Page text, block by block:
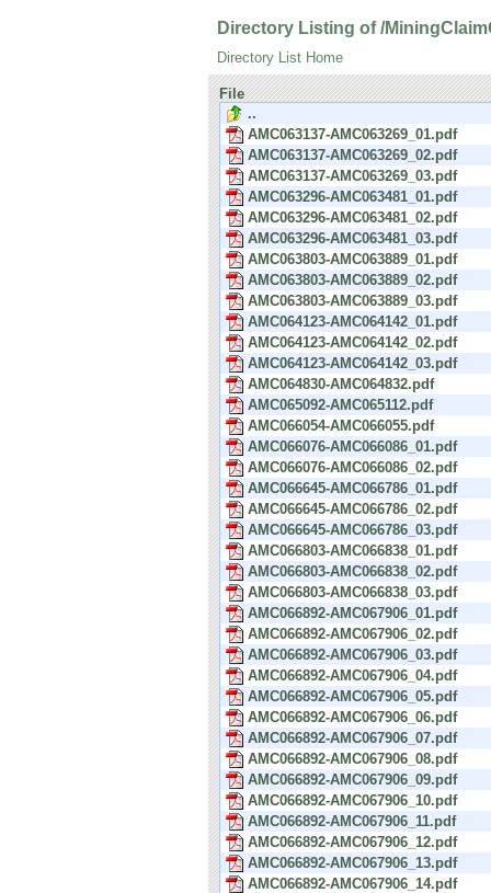
Directory Listing of /
Directory List Home
File
..
AMC063137-AMC063269_01.pdf
AMC063137-AMC063269_02.pdf
AMC063137-AMC063269_03.pdf
AMC063296-AMC063481_01.pdf
AMC063296-AMC063481_02.pdf
AMC063296-AMC063481_03.pdf
AMC063803-AMC063889_01.pdf
AMC063803-AMC063889_02.pdf
AMC063803-AMC063889_03.pdf
AMC064123-AMC064142_01.pdf
AMC064123-AMC064142_02.pdf
AMC064123-AMC064142_03.pdf
AMC064830-AMC064832.pdf
AMC065092-AMC065112.pdf
AMC066054-AMC066055.pdf
AMC066076-AMC066086_01.pdf
AMC066076-AMC066086_02.pdf
AMC066645-AMC066786_01.pdf
AMC066645-AMC066786_02.pdf
AMC066645-AMC066786_03.pdf
AMC066803-AMC066838_01.pdf
AMC066803-AMC066838_02.pdf
AMC066803-AMC066838_03.pdf
AMC066892-AMC067906_01.pdf
AMC066892-AMC067906_02.pdf
AMC066892-AMC067906_03.pdf
AMC066892-AMC067906_04.pdf
AMC066892-AMC067906_05.pdf
AMC066892-AMC067906_06.pdf
AMC066892-AMC067906_07.pdf
AMC066892-AMC067906_08.pdf
AMC066892-AMC067906_09.pdf
AMC066892-AMC067906_10.pdf
AMC066892-AMC067906_11.pdf
AMC066892-AMC067906_12.pdf
AMC066892-AMC067906_13.pdf
AMC066892-AMC067906_14.pdf